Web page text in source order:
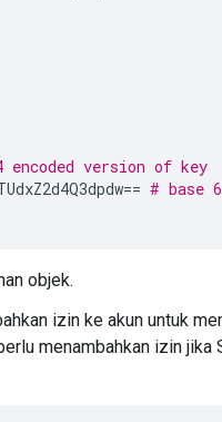
encoded version of key
# base
objek.
izin ke akun untuk
menambahkan izin jika